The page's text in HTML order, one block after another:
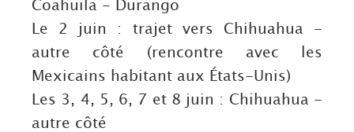
Coahuila - Durango
Le 2 juin : trajet vers Chihuahua -
autre côté (rencontre avec les
Mexicains habitant aux États-Unis)
Les 3, 4, 5, 6, 7 et 8 juin : Chihuahua -
autre côté